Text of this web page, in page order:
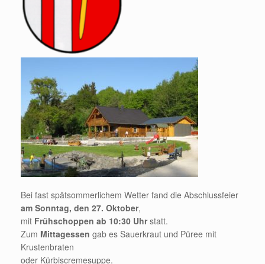
Bei fast spätsommerlichem Wetter fand die Abschlussfeier
am Sonntag, den 27. Oktober,
mit Frühschoppen ab 10:30 Uhrstatt.
Zum Mittagessen gab es Sauerkraut und Püree mit
Krustenbraten
oder Kürbiscremesuppe.